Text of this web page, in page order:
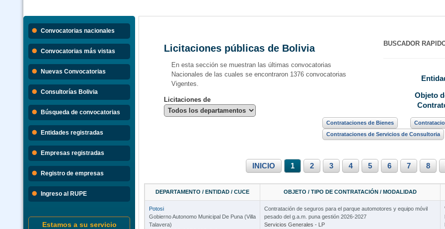
3
2
Convocatorias nacionales
Convocatorias más vistas
Nuevas Convocatorias
Consultorías Bolivia
Búsqueda de convocatorias
Entidades registradas
Empresas registradas
Registro de empresas
Ingreso al RUPE
Estamos a su servicio
Licitaciones públicas de Bolivia
En esta sección se muestran las últimas convocatorias
Nacionales de las cuales se encontraron 1376 convocatorias
Vigentes.
BUSCADOR
Objeto
Licitaciones de
Contrataciones de Bienes
Contrataciones de Servicios de Consultoria
INICIO 1 2 3 4 5 6 7 8
DEPARTAMENTO / ENTIDAD / CUCE OBJETO / TIPO DE CONTRATACIÓN / MODALIDAD
Potosi
Gobierno Autonomo Municipal De Puna (Villa
Talavera)
Contratación de seguros para el parque automotores y equipo móvil
pesado del g.a.m. puna gestión 2026-2027
Servicios Generales - LP